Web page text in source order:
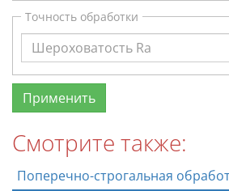
Точность обработки
Смотрите также:
Поперечно-строгальная